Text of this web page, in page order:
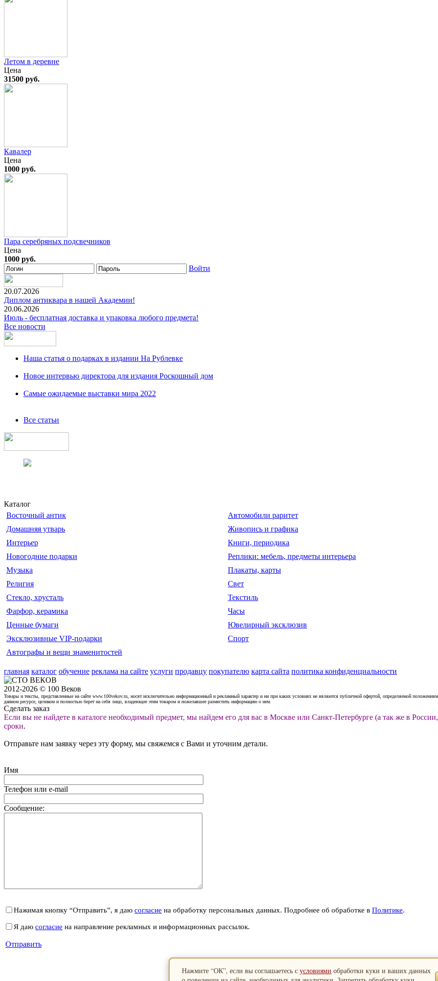
Летом в деревне
Цена
31500 руб.
Кавалер
Цена
1000 руб.
Пара серебряных подсвечников
Цена
1000 руб.
Войти
20.07.2026
Диплом антиквара в нашей Академии!
20.06.2026
Июль - бесплатная доставка и упаковка любого предмета!
Все новости
Наша статья о подарках в издании На Рублевке
Новое интервью директора для издания Роскошный дом
Самые ожидаемые выставки мира 2022
Все статьи
Каталог
Восточный антик
Автомобили раритет
Домашняя утварь
Живопись и графика
Интерьер
Книги, периодика
Новогодние подарки
Реплики: мебель, предметы интерьера
Музыка
Плакаты, карты
Религия
Свет
Стекло, хрусталь
Текстиль
Фарфор, керамика
Часы
Ценные бумаги
Ювелирный эксклюзив
Эксклюзивные VIP-подарки
Спорт
Автографы и вещи знаменитостей
главная каталог обучение реклама на сайте услуги продавцу покупателю карта сайта политика конфиденциальности
2012-2026 © 100 Веков
Товары и тексты, представленные на сайте www.100vekov.ru, носят исключительно информационный и рекламный характер и ни при каких условиях не являются публичной офертой, определяемой
данном ресурсе, целиком и полностью берет на себя лицо, владеющее этим товаром и пожелавшее разместить информацию о нем.
Сделать заказ
Если вы не найдете в каталоге необходимый предмет, мы найдем его для вас в Москве или Санкт-Петербурге (а так же в
сроки.
Отправьте нам заявку через эту форму, мы свяжемся с Вами и уточним детали.
Имя
Телефон или e-mail
Сообщение:
Нажимая кнопку “Отправить”, я даю согласие на обработку персональных данных. Подробнее об обработке в Политике.
Я даю согласие на направление рекламных и информационных рассылок.
Отправить
Нажмите “ОК”, если вы соглашаетесь с условиями обработки куки и ваших данных